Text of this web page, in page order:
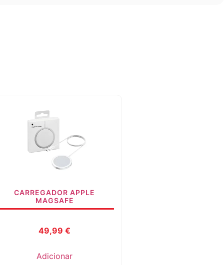
CARREGADOR APPLE
MAGSAFE
49,99 €
Adicionar